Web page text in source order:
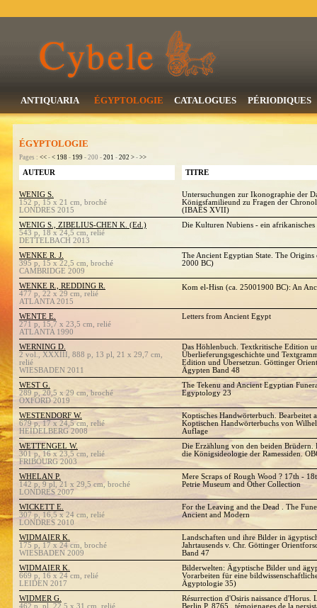
ANTIQUARIA ÉGYPTOLOGIE CATALOGUES PÉRIODIQUES
ÉGYPTOLOGIE
Pages : << - < 198 - 199 - 200 - 201 - 202 > - >>
AUTEUR TITRE
WENIG S.
152 p, 15 x 21 cm, broché
LONDRES 2015
Untersuchungen zur Ikonographie der
Königsfamilieund zu Fragen der
(IBAES XVII)
WENIG S., ZIBELIUS-CHEN K. (Ed.)
543 p, 18 x 24,5 cm, relié
DETTELBACH 2013
Die Kulturen Nubiens - ein afrikanisches
WENKE R. J.
395 p, 15 x 22,5 cm, broché
CAMBRIDGE 2009
The Ancient Egyptian State. The
2000 BC)
WENKE R., REDDING R.
477 p, 22 x 29 cm, relié
ATLANTA 2015
Kom el-Hisn (ca. 25001900 BC): An
WENTE E.
271 p, 15,7 x 23,5 cm, relié
ATLANTA 1990
Letters from Ancient Egypt
WERNING D.
2 vol., XXXIII, 888 p, 13 pl, 21 x 29,7 cm,
relié
WIESBADEN 2011
Das Höhlenbuch. Textkritische Edition
Überlieferungsgeschichte und
Edition und Übersetzun. Göttinger
Ägypten Band 48
WEST G.
289 p, 20,5 x 29 cm, broché
OXFORD 2019
The Tekenu and Ancient Egyptian
Egyptology 23
WESTENDORF W.
679 p, 17 x 24,5 cm, relié
HEIDELBERG 2008
Koptisches Handwörterbuch. Bearbeitet
Koptischen Handwörterbuchs von
Auflage
WETTENGEL W.
301 p, 16 x 23,5 cm, relié
FRIBOURG 2003
Die Erzählung von den beiden Brüdern.
die Königsideologie der Ramessiden.
WHELAN P.
142 p, 9 pl, 21 x 29,5 cm, broché
LONDRES 2007
Mere Scraps of Rough Wood ? 17th -
Petrie Museum and Other Collection
WICKETT E.
307 p, 16,5 x 24 cm, relié
LONDRES 2010
For the Leaving and the Dead . The
Ancient and Modern
WIDMAIER K.
175 p, 17 x 24 cm, broché
WIESBADEN 2009
Landschaften und ihre Bilder in
Jahrtausends v. Chr. Göttinger
Band 47
WIDMAIER K.
669 p, 16 x 24 cm, relié
LEIDEN 2017
Bilderwelten: Ägyptische Bilder und
Vorarbeiten für eine
Ägyptologie 35)
WIDMER G.
462 p, pl, 22,5 x 31 cm, relié
Résurrection d'Osiris naissance d'Horus.
Berlin P. 8765 , témoignages de la